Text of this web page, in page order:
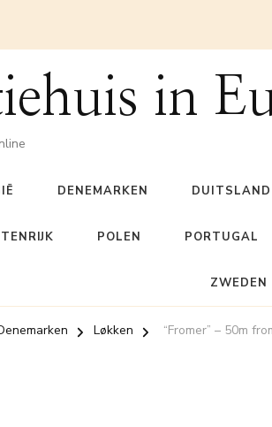
in
DENEMARKEN DUITSLAND
POLEN PORTUGAL
ZWEDEN
Løkken “Fromer” – 50m